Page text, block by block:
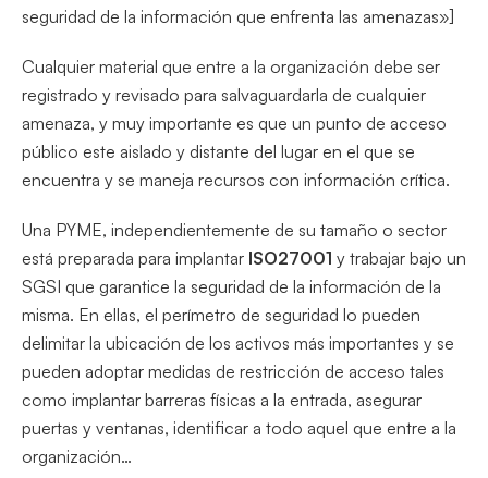
seguridad de la información que enfrenta las amenazas»]
Cualquier material que entre a la organización debe ser
registrado y revisado para salvaguardarla de cualquier
amenaza, y muy importante es que un punto de acceso
público este aislado y distante del lugar en el que se
encuentra y se maneja recursos con información crítica.
Una PYME, independientemente de su tamaño o sector
está preparada para implantar ISO27001 y trabajar bajo un
SGSI que garantice la seguridad de la información de la
misma. En ellas, el perímetro de seguridad lo pueden
delimitar la ubicación de los activos más importantes y se
pueden adoptar medidas de restricción de acceso tales
como implantar barreras físicas a la entrada, asegurar
puertas y ventanas, identificar a todo aquel que entre a la
organización…